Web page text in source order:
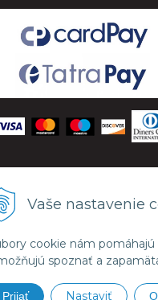
Vaše nastavenie
cookie nám pomáhajú
spoznať a
Prijať Nastaviť